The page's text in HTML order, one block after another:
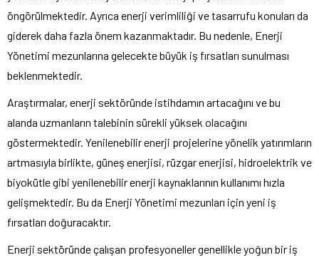
öngörülmektedir. Ayrıca enerji verimliliği ve tasarrufu konuları da
giderek daha fazla önem kazanmaktadır. Bu nedenle, Enerji
Yönetimi mezunlarına gelecekte büyük iş fırsatları sunulması
beklenmektedir.
Araştırmalar, enerji sektöründe istihdamın artacağını ve bu
alanda uzmanların talebinin sürekli yüksek olacağını
göstermektedir. Yenilenebilir enerji projelerine yönelik yatırımların
artmasıyla birlikte, güneş enerjisi, rüzgar enerjisi, hidroelektrik ve
biyokütle gibi yenilenebilir enerji kaynaklarının kullanımı hızla
gelişmektedir. Bu da Enerji Yönetimi mezunları için yeni iş
fırsatları doğuracaktır.
Enerji sektöründe çalışan profesyoneller genellikle yoğun bir iş